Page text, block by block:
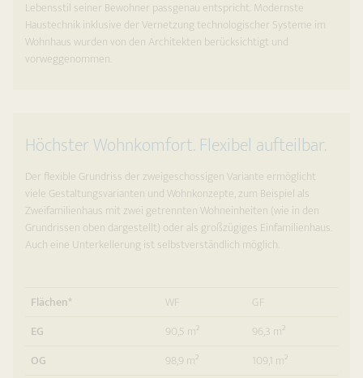
Lebensstil seiner Bewohner passgenau entspricht. Modernste
Haustechnik inklusive der Vernetzung technologischer Systeme im
Wohnhaus wurden von den Architekten berücksichtigt und
vorweggenommen.
Höchster Wohnkomfort. Flexibel aufteilbar.
Der flexible Grundriss der zweigeschossigen Variante ermöglicht
viele Gestaltungsvarianten und Wohnkonzepte, zum Beispiel als
Zweifamilienhaus mit zwei getrennten Wohneinheiten (wie in den
Grundrissen oben dargestellt) oder als großzügiges Einfamilienhaus.
Auch eine Unterkellerung ist selbstverständlich möglich.
Flächen* WF
GF
EG
90,5 m²
96,3 m²
OG
98,9 m²
109,1 m²